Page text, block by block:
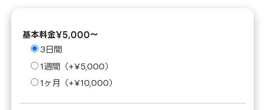
基本料金¥5,000～
3日間
1週間（+¥5,000）
1ヶ月（+¥10,000）